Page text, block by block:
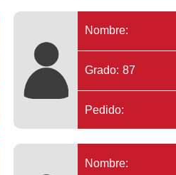
Nombre:
Grado: 87
Pedido:
Nombre: